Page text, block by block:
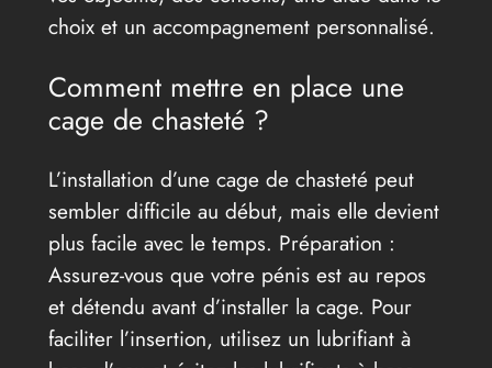
choix et un accompagnement personnalisé.
Comment mettre en place une
cage de chasteté ?
L’installation d’une cage de chasteté peut
sembler difficile au début, mais elle devient
plus facile avec le temps. Préparation :
Assurez-vous que votre pénis est au repos
et détendu avant d’installer la cage. Pour
faciliter l’insertion, utilisez un lubrifiant à